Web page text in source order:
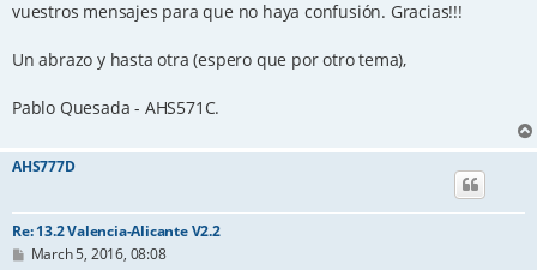
vuestros mensajes para que no haya confusión. Gracias!!!
Un abrazo y hasta otra (espero que por otro tema),
Pablo Quesada - AHS571C.
AHS777D
Re: 13.2 Valencia-Alicante V2.2
PMarch 5, 2016, 08:08